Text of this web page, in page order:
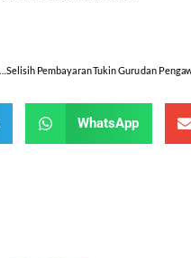
Bersama Kemenag dan Pemda Kab. Batang, FKUB Gelar Doa Bersama Lintas Agama
WhatsApp